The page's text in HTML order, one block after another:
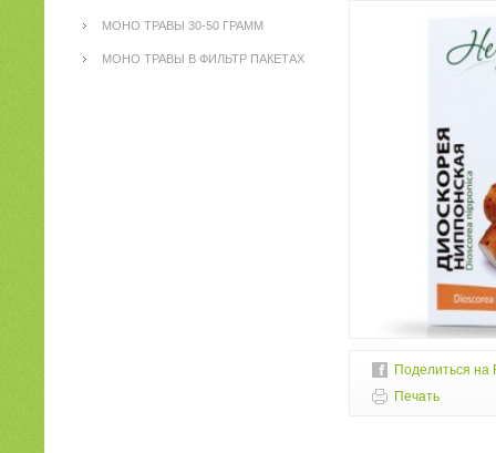
МОНО ТРАВЫ 30-50 ГРАММ
МОНО ТРАВЫ В ФИЛЬТР ПАКЕТАХ
Поделиться на
Печать